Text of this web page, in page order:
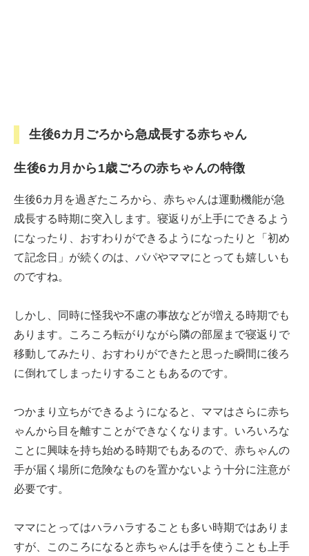
生後6カ月ごろから急成長する赤ちゃん
生後6カ月から1歳ごろの赤ちゃんの特徴
生後6カ月を過ぎたころから、赤ちゃんは運動機能が急
成長する時期に突入します。寝返りが上手にできるよう
になったり、おすわりができるようになったりと「初め
て記念日」が続くのは、パパやママにとっても嬉しいも
のですね。
しかし、同時に怪我や不慮の事故などが増える時期でも
あります。ころころ転がりながら隣の部屋まで寝返りで
移動してみたり、おすわりができたと思った瞬間に後ろ
に倒れてしまったりすることもあるのです。
つかまり立ちができるようになると、ママはさらに赤ち
ゃんから目を離すことができなくなります。いろいろな
ことに興味を持ち始める時期でもあるので、赤ちゃんの
手が届く場所に危険なものを置かないよう十分に注意が
必要です。
ママにとってはハラハラすることも多い時期ではありま
すが、このころになると赤ちゃんは手を使うことも上手